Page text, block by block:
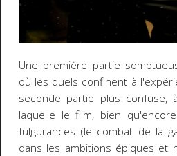
Une première partie
où les duels confinent à
seconde partie plus
laquelle le film, bien
fulgurances (le combat de la
dans les ambitions épiques et